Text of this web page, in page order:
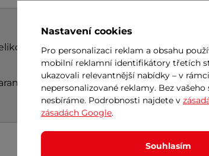
a typu kola? Více se dozvíte v
i pozáručním
servise kol na našich
Nastavení cookies
Pro personalizaci reklam a obsahu
mobilní reklamní identifikátory třetích
ukazovali relevantnější nabídky – v
nepersonalizované reklamy. Bez vašeho
nesbíráme. Podrobnosti najdete v
zásadách Google.
Souhlasím